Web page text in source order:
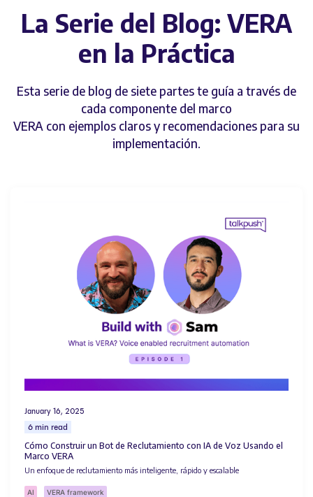
La Serie del Blog: VERA
en la Práctica
Esta serie de blog de siete partes te guía a través de
cada componente del marco
VERA con ejemplos claros y recomendaciones para su
implementación.
January 16, 2025
6 min read
Cómo Construir un Bot de Reclutamiento con IA de Voz Usando el
Marco VERA
Un enfoque de reclutamiento más inteligente, rápido y escalable
AI VERA framework